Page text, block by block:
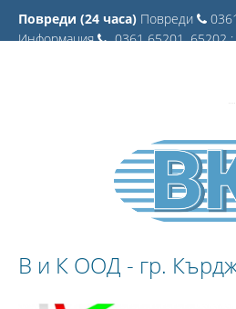
Повреди (24 часа) Повреди
Информация
0361 65201, 65202 ;
В и К ООД - гр.